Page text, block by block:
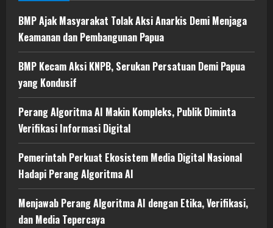
BMP Ajak Masyarakat Tolak Aksi Anarkis Demi Menjaga
Keamanan dan Pembangunan Papua
BMP Kecam Aksi KNPB, Serukan Persatuan Demi Papua
yang Kondusif
Perang Algoritma AI Makin Kompleks, Publik Diminta
Verifikasi Informasi Digital
Pemerintah Perkuat Ekosistem Media Digital Nasional
Hadapi Perang Algoritma AI
Menjawab Perang Algoritma AI dengan Etika, Verifikasi,
dan Media Tepercaya